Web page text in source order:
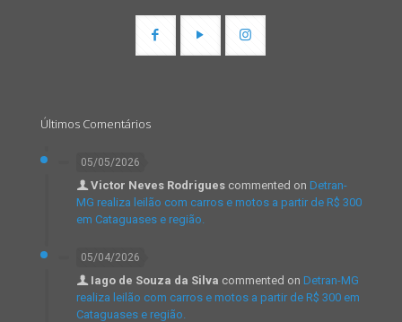
Últimos Comentários
05/05/2026
Victor Neves Rodrigues commented on Detran-
MG realiza leilão com carros e motos a partir de R$ 300
em Cataguases e região.
05/04/2026
Iago de Souza da Silva commented on Detran-MG
realiza leilão com carros e motos a partir de R$ 300 em
Cataguases e região.